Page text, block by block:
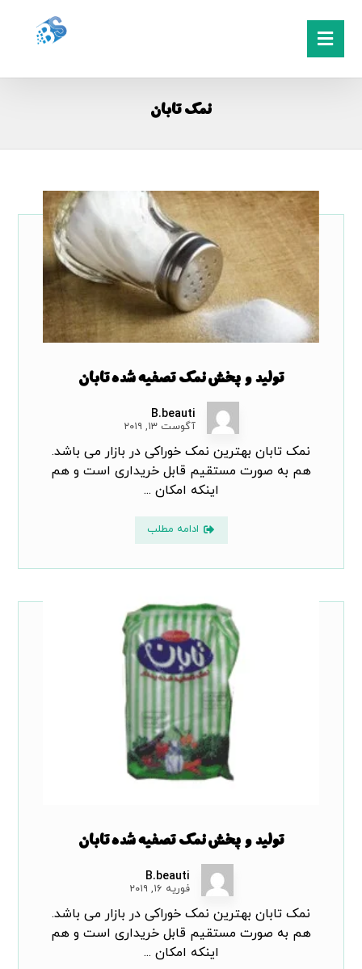
نمک تابان
تولید و پخش نمک تصفیه شده تابان
B.beauti
آگوست ۱۳, ۲۰۱۹
نمک تابان بهترین نمک خوراکی در بازار می باشد.
هم به صورت مستقیم قابل خریداری است و هم
اینکه امکان ...
ادامه مطلب
تولید و پخش نمک تصفیه شده تابان
B.beauti
فوریه ۱۶, ۲۰۱۹
نمک تابان بهترین نمک خوراکی در بازار می باشد.
هم به صورت مستقیم قابل خریداری است و هم
اینکه امکان ...